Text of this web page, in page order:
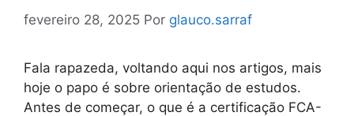
fevereiro 28, 2025 Por glauco.sarraf
Fala rapazeda, voltando aqui nos artigos, mais
hoje o papo é sobre orientação de estudos.
Antes de começar, o que é a certificação FCA-